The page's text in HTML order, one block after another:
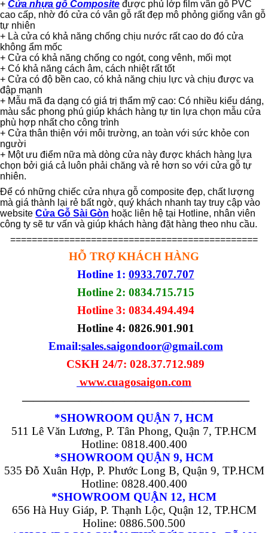
+ Cửa nhựa gỗ Composite được phủ lớp film vân gỗ PVC
cao cấp, nhờ đó cửa có vân gỗ rất đẹp mô phỏng giống vân gỗ
tự nhiên
+ Là cửa có khả năng chống chịu nước rất cao do đó cửa
không ẩm mốc
+ Cửa có khả năng chống co ngót, cong vênh, mối mọt
+ Có khả năng cách âm, cách nhiệt rất tốt
+ Cửa có độ bền cao, có khả năng chịu lực và chịu được va
đập mạnh
+ Mẫu mã đa dạng có giá trị thẩm mỹ cao: Có nhiều kiểu dáng,
màu sắc phong phú giúp khách hàng tự tin lựa chọn mẫu cửa
phù hợp nhất cho công trình
+ Cửa thân thiện với môi trường, an toàn với sức khỏe con
người
+ Một ưu điểm nữa mà dòng cửa này được khách hàng lựa
chọn bởi giá cả luôn phải chăng và rẻ hơn so với cửa gỗ tự
nhiên.
Để có những chiếc cửa nhựa gỗ composite đẹp, chất lượng
mà giá thành lại rẻ bất ngờ, quý khách nhanh tay truy cập vào
website Cửa Gỗ Sài Gòn hoặc liên hệ tại Hotline, nhân viên
công ty sẽ tư vấn và giúp khách hàng đặt hàng theo nhu cầu.
==============================================
HỖ TRỢ KHÁCH HÀNG
Hotline 1: 0933.707.707
Hotline 2: 0834.715.715
Hotline 3: 0834.494.494
Hotline 4: 0826.901.901
Email:sales.saigondoor@gmail.com
CSKH 24/7: 028.37.712.989
www.cuagosaigon.com
————————————————————
*SHOWROOM QUẬN 7, HCM
511 Lê Văn Lương, P. Tân Phong, Quận 7, TP.HCM
Hotline: 0818.400.400
*SHOWROOM QUẬN 9, HCM
535 Đỗ Xuân Hợp, P. Phước Long B, Quận 9, TP.HCM
Hotline: 0828.400.400
*SHOWROOM QUẬN 12, HCM
656 Hà Huy Giáp, P. Thạnh Lộc, Quận 12, TP.HCM
Holine: 0886.500.500